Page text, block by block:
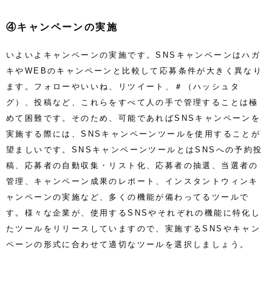
④キャンペーンの実施
いよいよキャンペーンの実施です。SNSキャンペーンはハガ
キやWEBのキャンペーンと比較して応募条件が大きく異なり
ます。フォローやいいね、リツイート、＃（ハッシュタ
グ）、投稿など、これらをすべて人の手で管理することは極
めて困難です。そのため、可能であればSNSキャンペーンを
実施する際には、SNSキャンペーンツールを使用することが
望ましいです。SNSキャンペーンツールとはSNSへの予約投
稿、応募者の自動収集・リスト化、応募者の抽選、当選者の
管理、キャンペーン成果のレポート、インスタントウィンキ
ャンペーンの実施など、多くの機能が備わってるツールで
す。様々な企業が、使用するSNSやそれぞれの機能に特化し
たツールをリリースしていますので、実施するSNSやキャン
ペーンの形式に合わせて適切なツールを選択しましょう。